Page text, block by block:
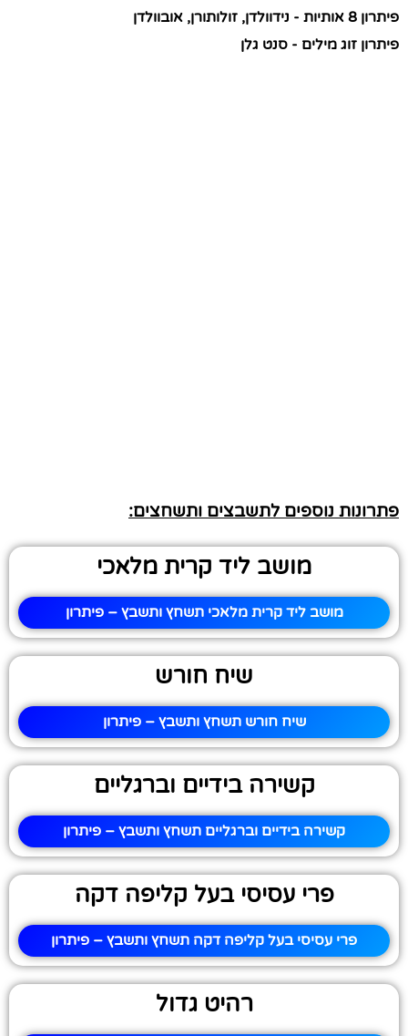
פיתרון 8 אותיות - נידוולדן, זולותורן, אובוולדן
פיתרון זוג מילים - סנט גלן
פתרונות נוספים לתשבצים ותשחצים:
מושב ליד קרית מלאכי
מושב ליד קרית מלאכי תשחץ ותשבץ – פיתרון
שיח חורש
שיח חורש תשחץ ותשבץ – פיתרון
קשירה בידיים וברגליים
קשירה בידיים וברגליים תשחץ ותשבץ – פיתרון
פרי עסיסי בעל קליפה דקה
פרי עסיסי בעל קליפה דקה תשחץ ותשבץ – פיתרון
רהיט גדול